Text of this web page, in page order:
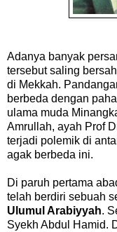
Adanya banyak
tersebut saling
di Mekkah.
berbeda dengan
ulama muda
Amrullah, ayah Prof
terjadi polemik di
agak berbeda ini.
Di paruh pertama
telah berdiri sebuah
Ulumul Arabiyyah.
Syekh Abdul Hamid.